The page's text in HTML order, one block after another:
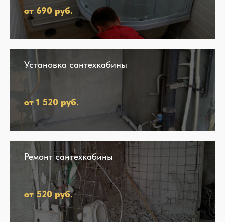
от 690 руб.
Установка сантехкабины
от 1 520 руб.
Ремонт сантехкабины
от 520 руб.